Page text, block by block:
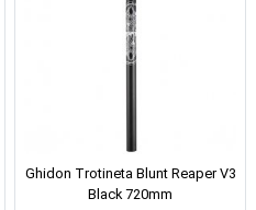
Ghidon Trotineta Blunt Reaper V3
Black 720mm